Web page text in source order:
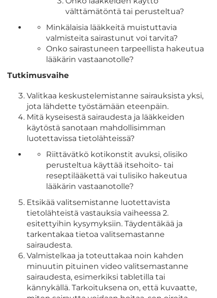
välttämätöntä tai perusteltua?
Minkälaisia lääkkeitä muistuttavia
valmisteita sairastunut voi tarvita?
Onko sairastuneen tarpeellista hakeutua
lääkärin vastaanotolle?
Tutkimusvaihe
Valitkaa keskustelemistanne sairauksista yksi,
jota lähdette työstämään eteenpäin.
Mitä kyseisestä sairaudesta ja lääkkeiden
käytöstä sanotaan mahdollisimman
luotettavissa tietolähteissä?
Riittävätkö kotikonstit avuksi, olisiko
perusteltua käyttää itsehoito- tai
reseptilääkettä vai tulisiko hakeutua
lääkärin vastaanotolle?
Etsikää valitsemistanne luotettavista
tietolähteistä vastauksia vaiheessa 2.
esitettyihin kysymyksiin. Täydentäkää ja
tarkentakaa tietoa valitsemastanne
sairaudesta.
Valmistelkaa ja toteuttakaa noin kahden
minuutin pituinen video valitsemastanne
sairaudesta, esimerkiksi tabletilla tai
kännykällä. Tarkoituksena on, että kuvaatte,